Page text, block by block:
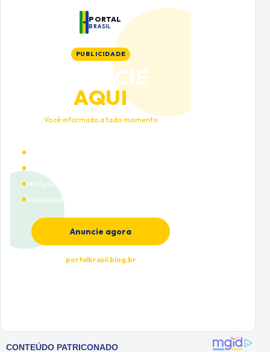
PORTAL
BRASIL
PUBLICIDADE
ANUNCIE
AQUI
Você informado a todo momento
Cobertura nacional
Múltiplas categorias
Visibilidade premium
Anuncie agora
portalbrasil.blog.br